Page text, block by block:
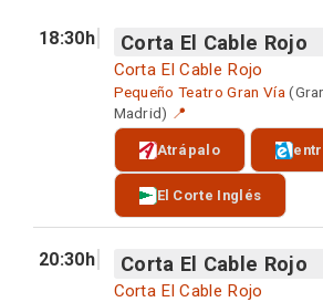
18:30h Corta El Cable Rojo
Corta El Cable Rojo
Pequeño Teatro Gran Vía
Madrid) 📍
Atrápalo
El Corte Inglés
20:30h Corta El Cable Rojo
Corta El Cable Rojo